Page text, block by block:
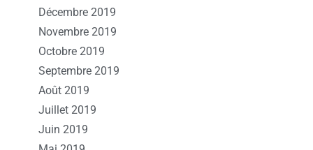
Décembre 2019
Novembre 2019
Octobre 2019
Septembre 2019
Août 2019
Juillet 2019
Juin 2019